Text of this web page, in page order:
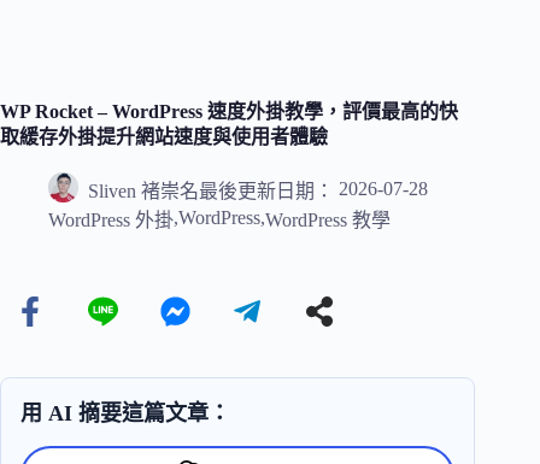
WP Rocket – WordPress 速度外掛教學，評價最高的快
取緩存外掛提升網站速度與使用者體驗
Sliven 褚崇名最後更新日期：
2026-07-28
WordPress 外掛,WordPress,WordPress 教學
用 AI 摘要這篇文章：